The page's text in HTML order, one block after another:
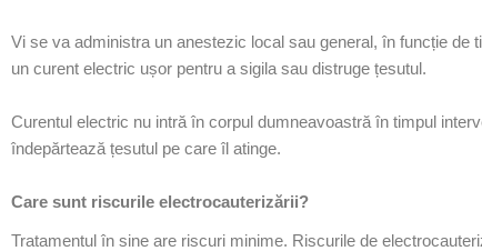
Vi se va administra un anestezic local sau general, în funcție
un curent electric ușor pentru a sigila sau distruge țesutul.
Curentul electric nu intră în corpul dumneavoastră în timpul
îndepărtează țesutul pe care îl atinge.
Care sunt riscurile electrocauterizării?
Tratamentul în sine are riscuri minime. Riscurile de